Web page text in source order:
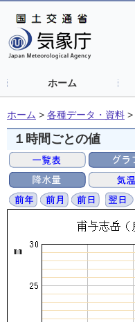
ホーム
ホーム > 各種データ・資料 >
１時間ごとの値